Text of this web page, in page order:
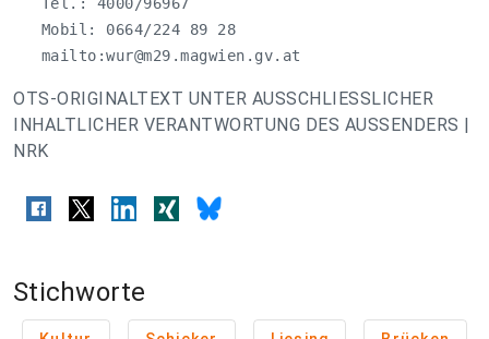
   Mobil: 0664/224 89 28
   mailto:
wur@m29.magwien.gv.at
OTS-ORIGINALTEXT UNTER AUSSCHLIESSLICHER
INHALTLICHER VERANTWORTUNG DES AUSSENDERS |
NRK
Stichworte